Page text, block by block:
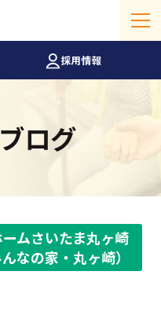
採用情報
ログ
ムさいたま丸ヶ崎
なの家・丸ヶ崎）